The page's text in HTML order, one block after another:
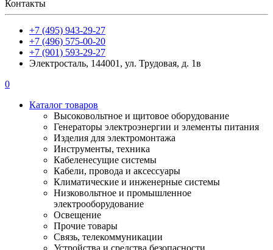
Контакты
+7 (495) 943-29-27
+7 (496) 575-00-20
+7 (901) 593-29-27
Электросталь, 144001, ул. Трудовая, д. 1в
0
Каталог товаров
Высоковольтное и щитовое оборудование
Генераторы электроэнергии и элементы питания
Изделия для электромонтажа
Инструменты, техника
Кабеленесущие системы
Кабели, провода и аксессуары
Климатические и инженерные системы
Низковольтное и промышленное
электрооборудование
Освещение
Прочие товары
Связь, телекоммуникации
Устройства и средства безопасности